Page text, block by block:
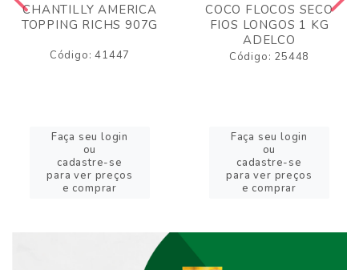
CHANTILLY AMERICA
TOPPING RICHS 907G
Código: 41447
Faça seu login
ou
cadastre-se
para ver preços
e comprar
COCO FLOCOS SECO
FIOS LONGOS 1 KG
ADELCO
Código: 25448
Faça seu login
ou
cadastre-se
para ver preços
e comprar